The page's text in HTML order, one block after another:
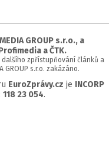
GROUP s.r.o., a
a ČTK.
zpřístupňování článků a
GROUP s.r.o. zakázáno.
EuroZprávy.cz je INCORP
118 23 054.